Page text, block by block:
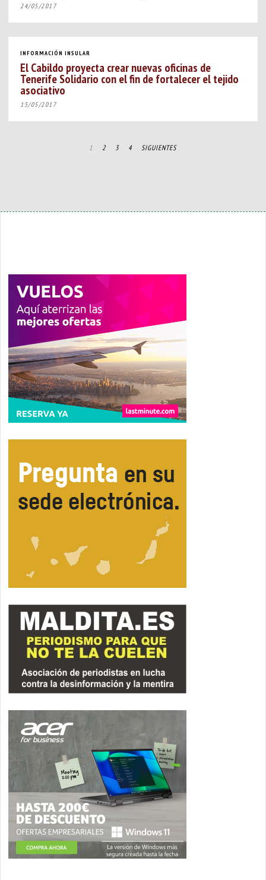
24/05/2017
INFORMACIÓN INSULAR
El Cabildo proyecta crear nuevas oficinas de
Tenerife Solidario con el fin de fortalecer el tejido
asociativo
15/05/2017
1 2 3 4 SIGUIENTES